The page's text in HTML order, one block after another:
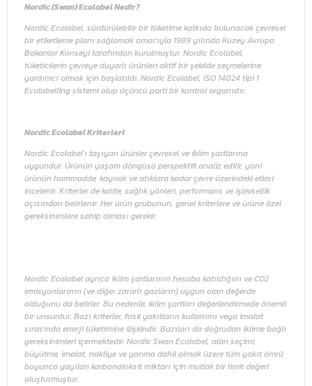
Nordic (Swan) Ecolabel Nedir?
Nordic Ecolabel, sürdürülebilir bir tüketime katkıda bulunacak çevresel
bir etiketleme planı sağlamak amacıyla 1989 yılında Kuzey Avrupa
Bakanlar Konseyi tarafından kurulmuştur. Nordic Ecolabel,
tüketicilerin çevreye duyarlı ürünleri aktif bir şekilde seçmelerine
yardımcı olmak için başlatıldı. Nordic Ecolabel, ISO 14024 tipi 1
Ecolabelling sistemi olup üçüncü parti bir kontrol organıdır.
Nordic Ecolabel Kriterleri
Nordic Ecolabel'ı taşıyan ürünler çevresel ve iklim şartlarına
uygundur. Ürünün yaşam döngüsü perspektifi analiz edilir, yani
ürünün hammadde, kaynak ve atıklara kadar çevre üzerindeki etkisi
incelenir. Kriterler de kalite, sağlık yönleri, performans ve işlevsellik
açısından belirlenir. Her ürün grubunun, genel kriterlere ve ürüne özel
gereksinimlere sahip olması gerekir.
Nordic Ecolabel ayrıca iklim şartlarının hesaba katıldığını ve CO2
emisyonlarının (ve diğer zararlı gazların) uygun olan değerde
olduğunu da belirler. Bu nedenle, iklim şartları değerlendirmede önemli
bir unsurdur. Bazı kriterler, fosil yakıtların kullanımı veya imalat
sırasında enerji tüketimine ilişkindir. Bazıları da doğrudan iklime bağlı
gereksinimleri içermektedir. Nordic Swan Ecolabel, alan seçimi,
büyütme, imalat, nakliye ve yanma dahil olmak üzere tüm yakıt ömrü
boyunca yayılan karbondioksit miktarı için mutlak bir limit değeri
oluşturmuştur.